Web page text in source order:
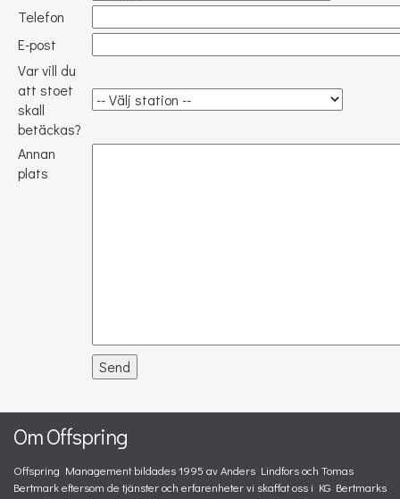
Telefon
E-post
Var vill du
att stoet
skall
betäckas?
Annan
plats
Send
Om Offspring
Offspring Management bildades 1995 av Anders Lindfors och Tomas
Bertmark eftersom de tjänster och erfarenheter vi skaffat oss i KG Bertmarks